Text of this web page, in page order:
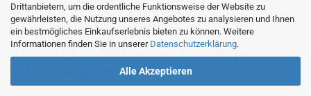
Drittanbietern, um die ordentliche Funktionsweise der Website zu
gewährleisten, die Nutzung unseres Angebotes zu analysieren und Ihnen
ein bestmögliches Einkaufserlebnis bieten zu können. Weitere
Informationen finden Sie in unserer Datenschutzerklärung.
Alle Akzeptieren
• Versand mit Sendungsverfolgung